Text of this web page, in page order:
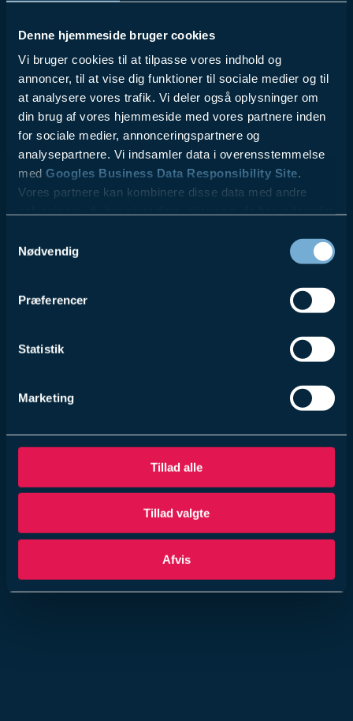
Denne hjemmeside bruger cookies
Vi bruger cookies til at tilpasse vores indhold og
annoncer, til at vise dig funktioner til sociale medier og til
at analysere vores trafik. Vi deler også oplysninger om
din brug af vores hjemmeside med vores partnere inden
for sociale medier, annonceringspartnere og
analysepartnere. Vi indsamler data i overensstemmelse
med Googles Business Data Responsibility Site.
Vores partnere kan kombinere disse data med andre
Nødvendig
Præferencer
Statistik
Marketing
Tillad alle
Tillad valgte
Afvis